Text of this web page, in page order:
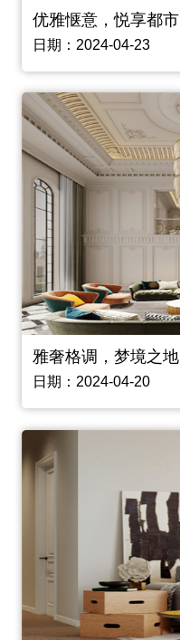
优雅惬意，悦享都市
日期：2024-04-23
雅奢格调，梦境之地
日期：2024-04-20